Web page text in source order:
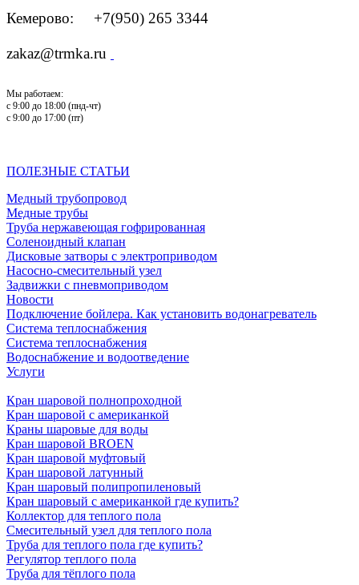
Кемерово: +7(950) 265 3344
zakaz@trmka.ru
Мы работаем:
с 9:00 до 18:00 (пнд-чт)
с 9:00 до 17:00 (пт)
ПОЛЕЗНЫЕ СТАТЬИ
Медный трубопровод
Медные трубы
Труба нержавеющая гофрированная
Соленоидный клапан
Дисковые затворы с электроприводом
Насосно-смесительный узел
Задвижки с пневмоприводом
Новости
Подключение бойлера. Как установить водонагреватель
Система теплоснабжения
Система теплоснабжения
Водоснабжение и водоотведение
Услуги
Кран шаровой полнопроходной
Кран шаровой с американкой
Краны шаровые для воды
Кран шаровой BROEN
Кран шаровой муфтовый
Кран шаровой латунный
Кран шаровый полипропиленовый
Кран шаровый с американкой где купить?
Коллектор для теплого пола
Смесительный узел для теплого пола
Труба для теплого пола где купить?
Регулятор теплого пола
Труба для тёплого пола